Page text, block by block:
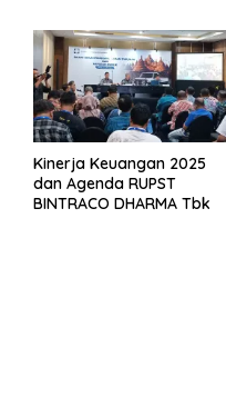
Kinerja Keuangan 2025
dan Agenda RUPST
BINTRACO DHARMA Tbk